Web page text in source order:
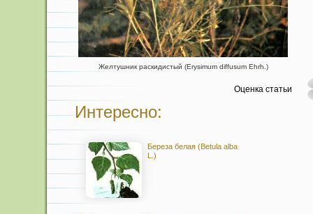
Желтушник раскидистый (Erysimum diffusum Ehrh.)
Оценка статьи
Интересно:
Береза белая (Betula alba
L.)